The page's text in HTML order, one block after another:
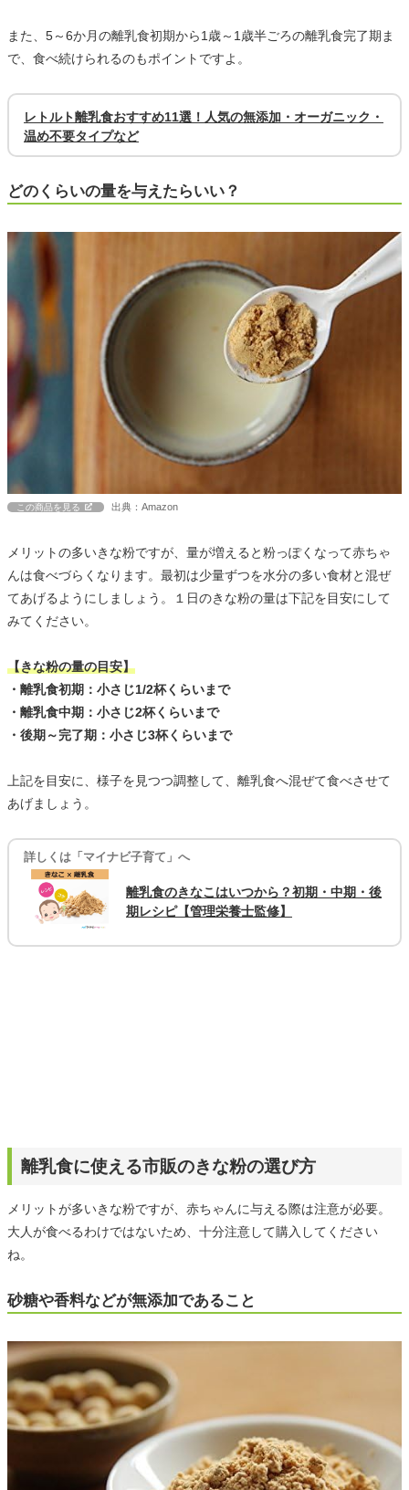
また、5～6か月の離乳食初期から1歳～1歳半ごろの離乳食完了期ま
で、食べ続けられるのもポイントですよ。
レトルト離乳食おすすめ11選！人気の無添加・オーガニック・
温め不要タイプなど
どのくらいの量を与えたらいい？
この商品を見る 出典：Amazon
メリットの多いきな粉ですが、量が増えると粉っぽくなって赤ちゃ
んは食べづらくなります。最初は少量ずつを水分の多い食材と混ぜ
てあげるようにしましょう。１日のきな粉の量は下記を目安にして
みてください。
【きな粉の量の目安】
・離乳食初期：小さじ1/2杯くらいまで
・離乳食中期：小さじ2杯くらいまで
・後期～完了期：小さじ3杯くらいまで
上記を目安に、様子を見つつ調整して、離乳食へ混ぜて食べさせて
あげましょう。
詳しくは「マイナビ子育て」へ
離乳食のきなこはいつから？初期・中期・後
期レシピ【管理栄養士監修】
離乳食に使える市販のきな粉の選び方
メリットが多いきな粉ですが、赤ちゃんに与える際は注意が必要。
大人が食べるわけではないため、十分注意して購入してください
ね。
砂糖や香料などが無添加であること